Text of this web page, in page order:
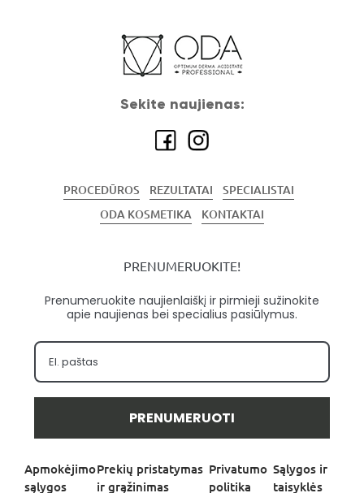
Sekite naujienas:
PROCEDŪROS REZULTATAI
SPECIALISTAI
ODA KOSMETIKA
KONTAKTAI
PRENUMERUOKITE!
Prenumeruokite naujienlaiškį ir pirmieji sužinokite
apie naujienas bei specialius pasiūlymus.
PRENUMERUOTI
Apmokėjimo
sąlygos
Prekių pristatymas
ir grąžinimas
Privatumo
politika
Sąlygos ir
taisyklės